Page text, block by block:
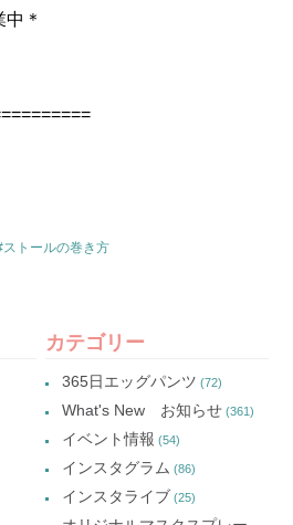
中 ＊
ストールの巻き方
カテゴリー
365日エッグパンツ (72)
What's New お知らせ(361)
イベント情報 (54)
インスタグラム (86)
インスタライブ (25)